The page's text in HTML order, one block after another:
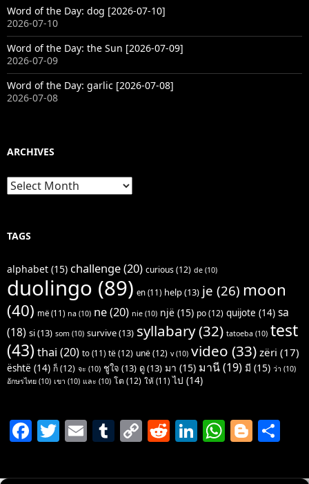
Word of the Day: dog [2026-07-10]
2026-07-10
Word of the Day: the Sun [2026-07-09]
2026-07-09
Word of the Day: garlic [2026-07-08]
2026-07-08
ARCHIVES
Archives
TAGS
alphabet (15) challenge(20) curious(12) de (10)
duolingo (89) en (11) help(13) je (26) moon
(40) më (11) na (10) ne(20) nie (10) një (15) po(12) quijote (14) sa
(18) si(13) som (10) survive(13) syllabary(32) tatoeba (10) test
(43) thai (20) to (11) të(12) unë(12) v(10) video (33) zëri (17)
është (14) ก็(12) จะ (10) ชูใจ (13) ดู(13) มา (15) มานี(19) มี (15) ว่า (10)
อักษรไทย (10) เขา (10) และ (10) โต (12) ให้ (11) ไป (14)
F
c
T
itt
E
ai
T
m
C
p
R
d
Li
k
W
at
Bl
g ar